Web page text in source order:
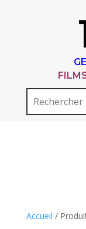
Accueil /